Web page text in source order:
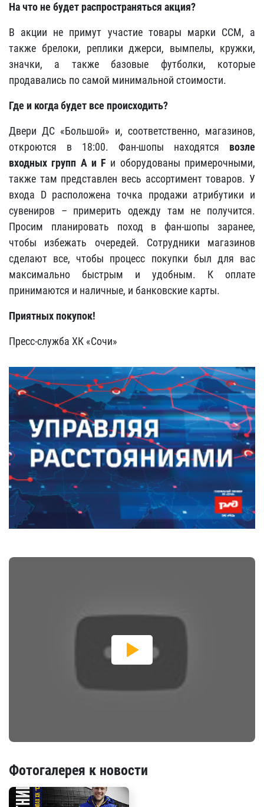
На что не будет распространяться акция?
В акции не примут участие товары марки ССМ, а
также брелоки, реплики джерси, вымпелы, кружки,
значки, а также базовые футболки, которые
продавались по самой минимальной стоимости.
Где и когда будет все происходить?
Двери ДС «Большой» и, соответственно, магазинов,
откроются в 18:00. Фан-шопы находятся возле
входных групп A и F и оборудованы примерочными,
также там представлен весь ассортимент товаров. У
входа D расположена точка продажи атрибутики и
сувениров – примерить одежду там не получится.
Просим планировать поход в фан-шопы заранее,
чтобы избежать очередей. Сотрудники магазинов
сделают все, чтобы процесс покупки был для вас
максимально быстрым и удобным. К оплате
принимаются и наличные, и банковские карты.
Приятных покупок!
Пресс-служба ХК «Сочи»
Фотогалерея к новости